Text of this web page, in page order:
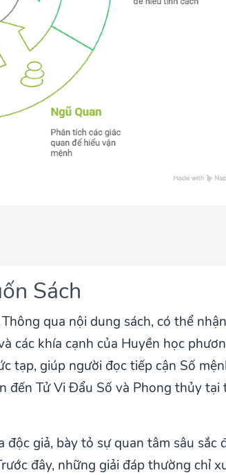
Sách
qua nội dung sách, có thể
các khía cạnh của Huyền học
tạp, giúp người đọc tiếp cận Số
đến Tử Vi Đẩu Số và Phong thủy
giả, bày tỏ sự quan tâm sâu sắc
đây, những giải đáp thường chỉ